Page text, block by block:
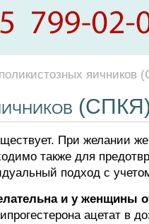
яичников
(СПКЯ)
При желании
также для
подход с
и у женщины
ацетат в